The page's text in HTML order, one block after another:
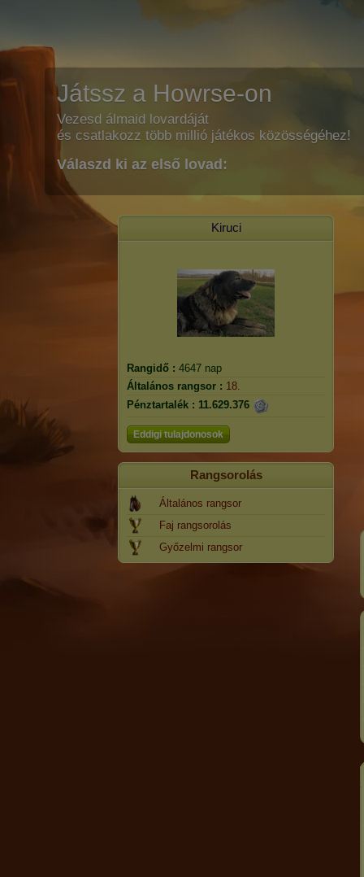
Játssz a Howrse-on
Vezesd álmaid lovardáját
és csatlakozz több millió játékos közösségéhez!
Válaszd ki az első lovad:
Kiruci
Rangidő : 4647 nap
Általános rangsor : 18.
Pénztartalék : 11.629.376
Eddigi tulajdonosok
Rangsorolás
Általános rangsor
Faj rangsorolás
Győzelmi rangsor